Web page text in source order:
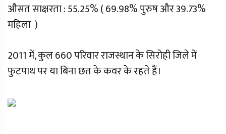
औसत साक्षरता : 55.25% ( 69.98% पुरुष और 39.73%
महिला )
2011 में, कुल 660 परिवार राजस्थान के सिरोही जिले में
फुटपाथ पर या बिना छत के कवर के रहते हैं।